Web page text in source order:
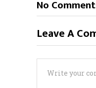
No
Leave A